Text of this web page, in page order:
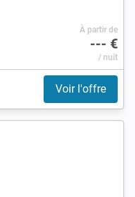
À partir de
--- €
/ nuit
Voir l'offre